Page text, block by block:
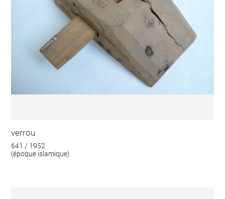
verrou
641 / 1952
(époque islamique)